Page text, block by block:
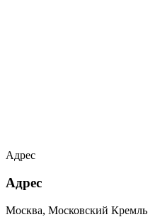
Адрес
Адрес
Москва, Московский Кремль